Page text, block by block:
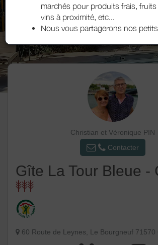
marchés pour produits frais,
vins à proximité, etc...
Nous vous partagerons nos
Christian et Véronique PIN
Contacter
Gîte La Tour Bleue -
60 Route de Leynes, Le Bourgneuf 71570